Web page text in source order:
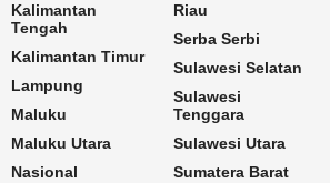
Kalimantan
Tengah
Kalimantan Timur
Lampung
Maluku
Maluku Utara
Nasional
Riau
Serba Serbi
Sulawesi Selatan
Sulawesi
Tenggara
Sulawesi Utara
Sumatera Barat